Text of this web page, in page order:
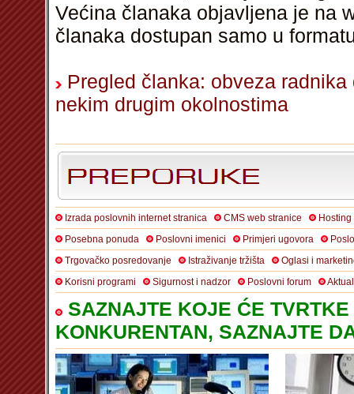
Većina članaka objavljena je na
članaka dostupan samo u
Pregled članka: obveza
nekim drugim okolnostima
Izrada poslovnih internet stranica CMS web stranice
Posebna ponuda
Poslovni imenici Primjeri ugovora
Trgovačko posredovanje
Istraživanje tržišta
Oglasi i
Korisni programi
Sigurnost i nadzor Poslovni forum
SAZNAJTE KOJE ĆE
KONKURENTAN, SAZNAJTE